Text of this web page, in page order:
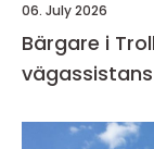
06. July 2026
Bärgare i